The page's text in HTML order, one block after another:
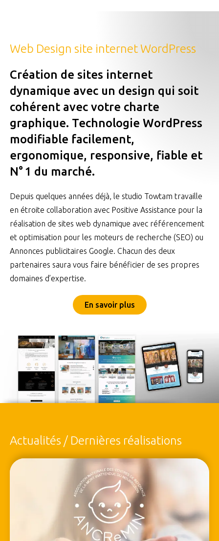
Web Design site internet WordPress
Création de sites internet
dynamique avec un design qui soit
cohérent avec votre charte
graphique. Technologie WordPress
modifiable facilement,
ergonomique, responsive, fiable et
N° 1 du marché.
Depuis quelques années déjà, le studio Towtam travaille
en étroite collaboration avec Positive Assistance pour la
réalisation de sites web dynamique avec référencement
et optimisation pour les moteurs de recherche (SEO) ou
Annonces publicitaires Google. Chacun des deux
partenaires saura vous faire bénéficier de ses propres
domaines d’expertise.
En savoir plus
Actualités / Dernières réalisations